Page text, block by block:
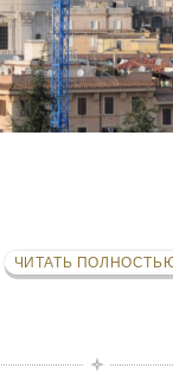
ЧИТАТЬ